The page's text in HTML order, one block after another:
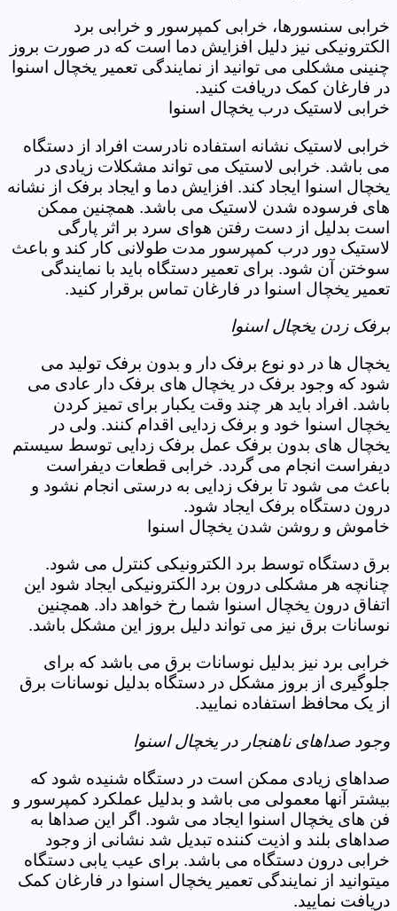
خرابی سنسورها، خرابی کمپرسور و خرابی برد
الکترونیکی نیز دلیل افزایش دما است که در صورت بروز
چنینی مشکلی می توانید از نمایندگی تعمیر یخچال اسنوا
در فارغان کمک دریافت کنید.
خرابی لاستیک درب یخچال اسنوا
خرابی لاستیک نشانه استفاده نادرست افراد از دستگاه
می باشد. خرابی لاستیک می تواند مشکلات زیادی در
یخچال اسنوا ایجاد کند. افزایش دما و ایجاد برفک از نشانه
های فرسوده شدن لاستیک می باشد. همچنین ممکن
است بدلیل از دست رفتن هوای سرد بر اثر پارگی
لاستیک دور درب کمپرسور مدت طولانی کار کند و باعث
سوختن آن شود. برای تعمیر دستگاه باید با نمایندگی
تعمیر یخچال اسنوا در فارغان تماس برقرار کنید.
برفک زدن یخچال اسنوا
یخچال ها در دو نوع برفک دار و بدون برفک تولید می
شود که وجود برفک در یخچال های برفک دار عادی می
باشد. افراد باید هر چند وقت یکبار برای تمیز کردن
یخچال اسنوا خود و برفک زدایی اقدام کنند. ولی در
یخچال های بدون برفک عمل برفک زدایی توسط سیستم
دیفراست انجام می گردد. خرابی قطعات دیفراست
باعث می شود تا برفک زدایی به درستی انجام نشود و
درون دستگاه برفک ایجاد شود.
خاموش و روشن شدن یخچال اسنوا
برق دستگاه توسط برد الکترونیکی کنترل می شود.
چنانچه هر مشکلی درون برد الکترونیکی ایجاد شود این
اتفاق درون یخچال اسنوا شما رخ خواهد داد. همچنین
نوسانات برق نیز می تواند دلیل بروز این مشکل باشد.
خرابی برد نیز بدلیل نوسانات برق می باشد که برای
جلوگیری از بروز مشکل در دستگاه بدلیل نوسانات برق
از یک محافظ استفاده نمایید.
وجود صداهای ناهنجار در یخچال اسنوا
صداهای زیادی ممکن است در دستگاه شنیده شود که
بیشتر آنها معمولی می باشد و بدلیل عملکرد کمپرسور و
فن های یخچال اسنوا ایجاد می شود. اگر این صداها به
صداهای بلند و اذیت کننده تبدیل شد نشانی از وجود
خرابی درون دستگاه می باشد. برای عیب یابی دستگاه
میتوانید از نمایندگی تعمیر یخچال اسنوا در فارغان کمک
دریافت نمایید.